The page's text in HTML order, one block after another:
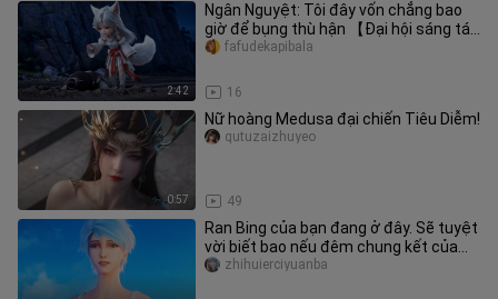
2:42
Ngân Nguyệt: Tôi đây vốn chẳng bao
giờ để bụng thù hận 【Đại hội sáng tác
lại chính thức của Phàm Nhâ
16
fafudekapibala
0:57
Nữ hoàng Medusa đại chiến Tiêu Diễm!
49
qutuzaizhuyeo
Ran Bing của bạn đang ở đây. Sẽ tuyệt
vời biết bao nếu đêm chung kết của
"Spirit Cage" như thế này?
zhihuierciyuanba